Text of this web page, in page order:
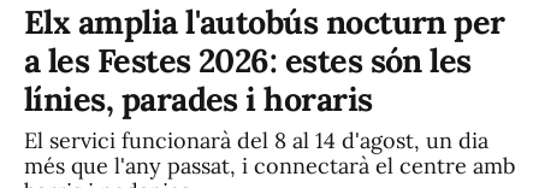
Elx amplia l'autobús nocturn per
a les Festes 2026: estes són les
línies, parades i horaris
El servici funcionarà del 8 al 14 d'agost, un dia
més que l'any passat, i connectarà el centre amb